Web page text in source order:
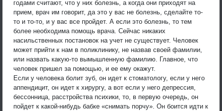
годами считают, что у них болезнь, а когда они приходят на
прием, врач им говорит, да это у вас не болезнь, сделайте то-
то и то-то, и у вас все пройдет. А если это болезнь, то тем
более необходима помощь врача. Сейчас никаких
насильственных постановок на учет не существует. Человек
может прийти к нам в поликлинику, не назвав своей фамилии,
или назвать какую-то вымышленную фамилию. Главное, что
человек пришел за помощью, и ее ему окажут.
Если у человека болит зуб, он идет к стоматологу, если у него
аппендицит, он идет к хирургу, а вот если у него депрессия,
бессонница, расстройства психики, то, в первую очередь, он
пойдет к какой-нибудь бабке «снимать порчу». Он боится идти к